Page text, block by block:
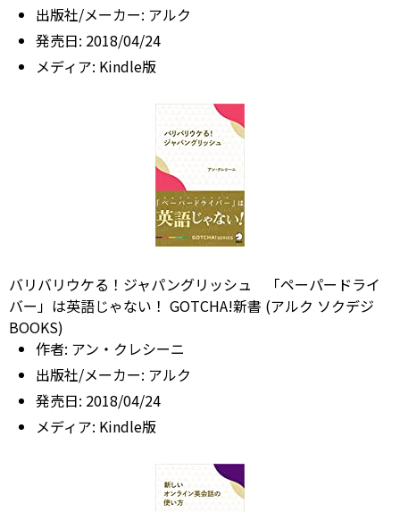
出版社/メーカー: アルク
発売日: 2018/04/24
メディア: Kindle版
バリバリウケる！ジャパングリッシュ 「ペーパードライ
バー」は英語じゃない！ GOTCHA!新書 (アルク ソクデジ
BOOKS)
作者: アン・クレシーニ
出版社/メーカー: アルク
発売日: 2018/04/24
メディア: Kindle版